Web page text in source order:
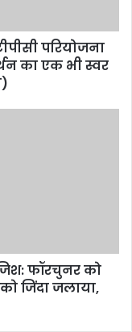
परियोजना
का एक भी स्वर
फॉरचुनर को
जिंदा जलाया,